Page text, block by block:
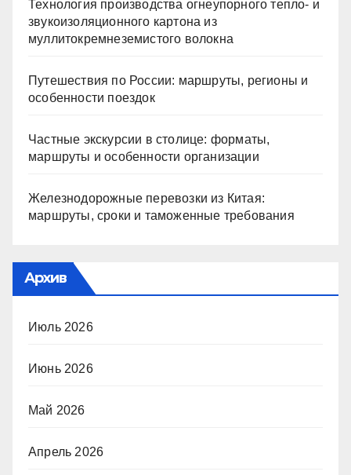
Технология производства огнеупорного тепло- и
звукоизоляционного картона из
муллитокремнеземистого волокна
Путешествия по России: маршруты, регионы и
особенности поездок
Частные экскурсии в столице: форматы,
маршруты и особенности организации
Железнодорожные перевозки из Китая:
маршруты, сроки и таможенные требования
Архив
Июль 2026
Июнь 2026
Май 2026
Апрель 2026